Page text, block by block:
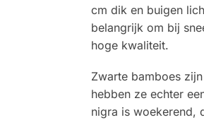
cm dik en buigen
belangrijk om bij
hoge kwaliteit.
Zwarte bamboes
hebben ze echter
nigra is woekerend,